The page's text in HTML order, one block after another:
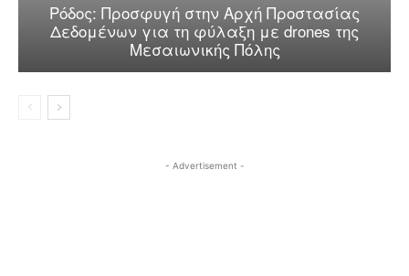
Ρόδος: Προσφυγή στην Αρχή Προστασίας
Δεδομένων για τη φύλαξη με drones της
Μεσαιωνικής Πόλης
- Advertisement -